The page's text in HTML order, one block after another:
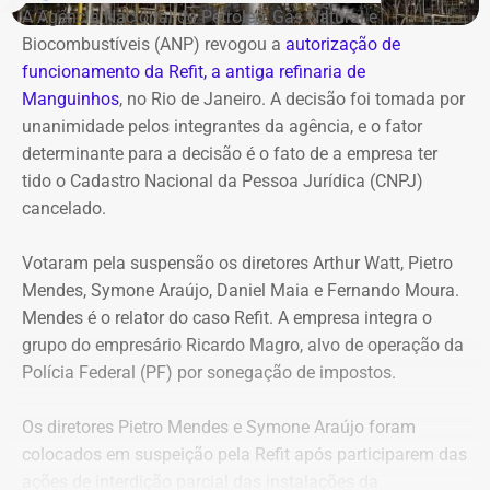
Antonio Rueda declara Mercedes de
R$ 2,35 milhões
Entre os bens declarados também estão um Mercedes-
Benz AMG G63, avaliado em R$ 2,35 milhões, um
Volkswagen Passat de R$ 115 mil, R$ 709 mil em “bens
móveis de uso pessoal” e R$ 35 mil em dinheiro em
espécie.
A Agência Nacional do Petróleo, Gás Natural e
Biocombustíveis (ANP) revogou a autorização de
funcionamento da Refit, a antiga refinaria de
Manguinhos, no Rio de Janeiro. A decisão foi tomada por
unanimidade pelos integrantes da agência, e o fator
determinante para a decisão é o fato de a empresa ter
tido o Cadastro Nacional da Pessoa Jurídica (CNPJ)
cancelado.
Votaram pela suspensão os diretores Arthur Watt, Pietro
Mendes, Symone Araújo, Daniel Maia e Fernando Moura.
Mendes é o relator do caso Refit. A empresa integra o
grupo do empresário Ricardo Magro, alvo de operação da
Polícia Federal (PF) por sonegação de impostos.
Os diretores Pietro Mendes e Symone Araújo foram
colocados em suspeição pela Refit após participarem das